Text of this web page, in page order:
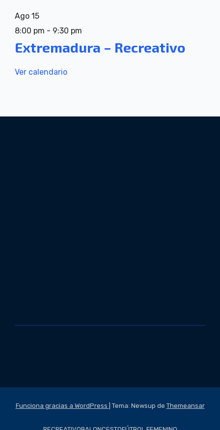
Ago 15
8:00 pm - 9:30 pm
Extremadura – Recreativo
Ver calendario
Funciona gracias a WordPress Tema: Newsup de Themeansar